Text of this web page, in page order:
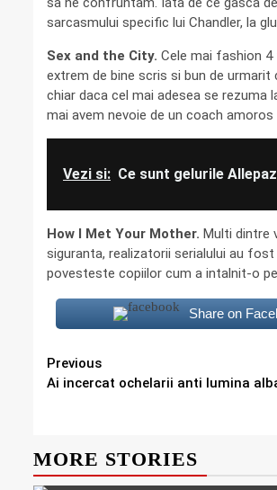
sarcasmului specific lui Chandler, la
Sex and the City. Cele mai fashion
extrem de bine scris si bun de urmarit
chiar daca cel mai adesea se rezuma
mai avem nevoie de un coach
Vezi si: Ce sunt gelurile
How I Met Your Mother. Multi dintre
siguranta, realizatorii serialului au
povesteste copiilor cum a intalnit-o
Share on
Continue
Reading
Previous
Ai incercat ochelarii anti lumina
MORE STORIES